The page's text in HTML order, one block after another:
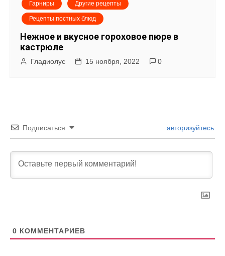
Гарниры Другие рецепты
Рецепты постных блюд
Нежное и вкусное гороховое пюре в
кастрюле
Гладиолус 15 ноября, 2022 0
Подписаться авторизуйтесь
0 КОММЕНТАРИЕВ